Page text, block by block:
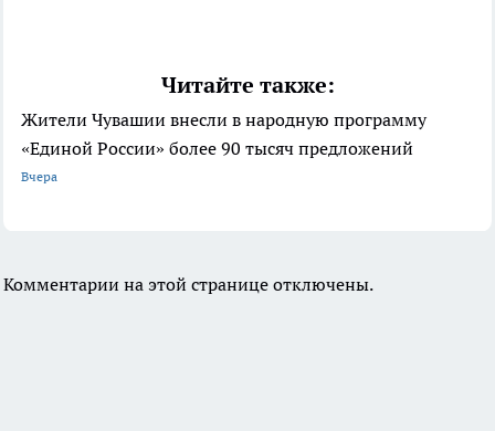
Читайте также:
Жители Чувашии внесли в народную программу
«Единой России» более 90 тысяч предложений
Вчера
Комментарии на этой странице отключены.